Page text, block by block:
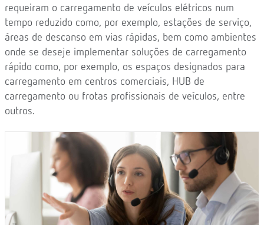
requeiram o carregamento de veículos elétricos num
tempo reduzido como, por exemplo, estações de serviço,
áreas de descanso em vias rápidas, bem como ambientes
onde se deseje implementar soluções de carregamento
rápido como, por exemplo, os espaços designados para
carregamento em centros comerciais, HUB de
carregamento ou frotas profissionais de veículos, entre
outros.